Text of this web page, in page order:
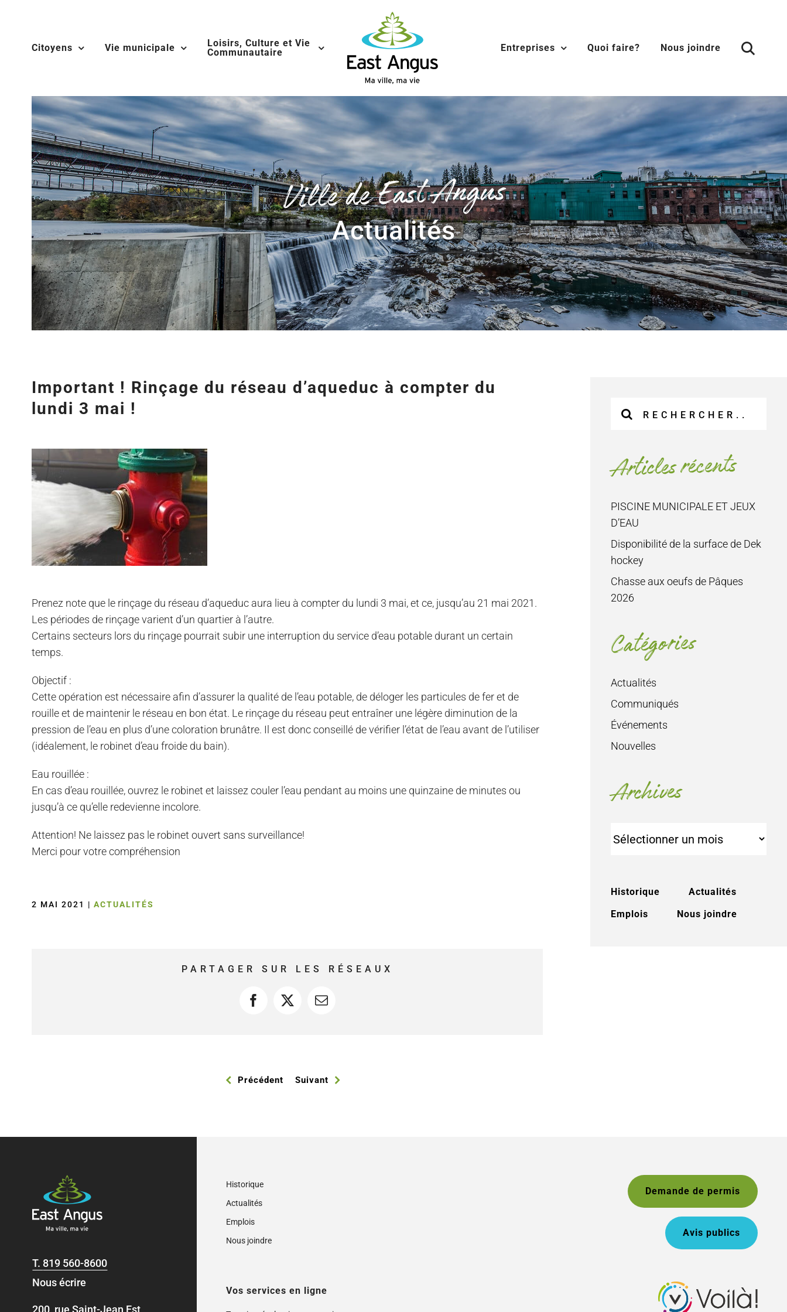
contentCitoyens Vie municipale
Loisirs, Culture et Vie
Communautaire
Entreprises Quoi faire? Nous joindre
Ville de East Angus
Actualités
Important ! Rinçage du réseau d’aqueduc à compter du
lundi 3 mai !
Agrandir
l&apos;image
Prenez note que le rinçage du réseau d’aqueduc aura lieu à compter du lundi 3 mai, et ce, jusqu’au 21 mai 2021.
Les périodes de rinçage varient d’un quartier à l’autre.
Certains secteurs lors du rinçage pourrait subir une interruption du service d’eau potable durant un certain
temps.
Objectif :
Cette opération est nécessaire afin d’assurer la qualité de l’eau potable, de déloger les particules de fer et de
rouille et de maintenir le réseau en bon état. Le rinçage du réseau peut entraîner une légère diminution de la
pression de l’eau en plus d’une coloration brunâtre. Il est donc conseillé de vérifier l’état de l’eau avant de l’utiliser
(idéalement, le robinet d’eau froide du bain).
Eau rouillée :
En cas d’eau rouillée, ouvrez le robinet et laissez couler l’eau pendant au moins une quinzaine de minutes ou
jusqu’à ce qu’elle redevienne incolore.
Attention! Ne laissez pas le robinet ouvert sans surveillance!
Merci pour votre compréhension
2 MAI 2021 | ACTUALITÉS
PARTAGER SUR LES RÉSEAUX
Facebook
X Courriel
Précédent Suivant
sur
:Articles récents
PISCINE MUNICIPALE ET JEUX
D’EAU
Disponibilité de la surface de Dek
hockey
Chasse aux oeufs de Pâques
2026
Catégories
Actualités
Communiqués
Événements
Nouvelles
Archives
Historique
Actualités
Emplois
Nous joindre
T. 819 560-8600
Nous écrire
200, rue Saint-Jean Est
Historique
Actualités
Emplois
Nous joindre
Vos services en ligne
Demande de permis
Avis publics